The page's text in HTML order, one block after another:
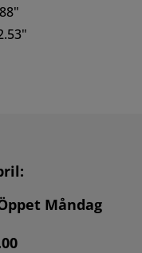
Måndag